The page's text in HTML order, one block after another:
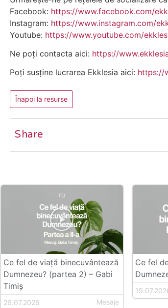
Facebook: https://www.facebook.com/
Instagram: https://www.instagram.com/
Youtube: https://www.youtube.com/
Ne poți contacta aici: https://
Poți susține lucrarea Ekklesia aici: https://
Înapoi la resurse
Share
Ce fel de viață binecuvântează
Dumnezeu? (partea 2) – Gabi
Timiș
26.07.2026 Mesaje
Ce fel